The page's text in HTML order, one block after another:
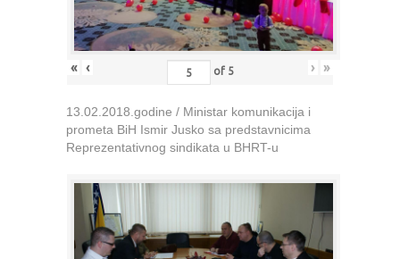
« ‹ of 5 › »
13.02.2018.godine / Ministar komunikacija i
prometa BiH Ismir Jusko sa predstavnicima
Reprezentativnog sindikata u BHRT-u